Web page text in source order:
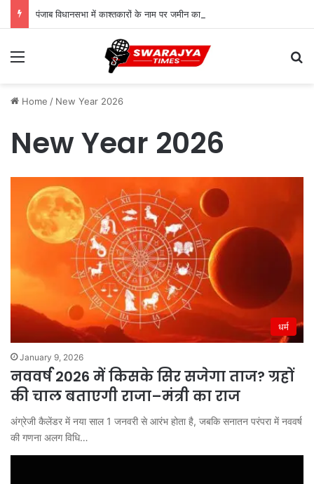
Menu
Home / New Year 2026
New Year 2026
धर्म
January 9, 2026
नववर्ष 2026 में किसके सिर सजेगा ताज? ग्रहों
की चाल बताएगी राजा–मंत्री का राज
अंग्रेजी कैलेंडर में नया साल 1 जनवरी से आरंभ होता है, जबकि सनातन परंपरा में नववर्ष
की गणना अलग विधि…